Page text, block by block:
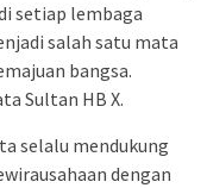
setiap lembaga
salah satu mata
bangsa.
Sultan HB X.
selalu mendukung
dengan